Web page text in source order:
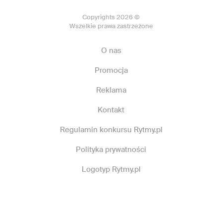
Copyrights 2026 ©
Wszelkie prawa zastrzeżone
O nas
Promocja
Reklama
Kontakt
Regulamin konkursu Rytmy.pl
Polityka prywatności
Logotyp Rytmy.pl